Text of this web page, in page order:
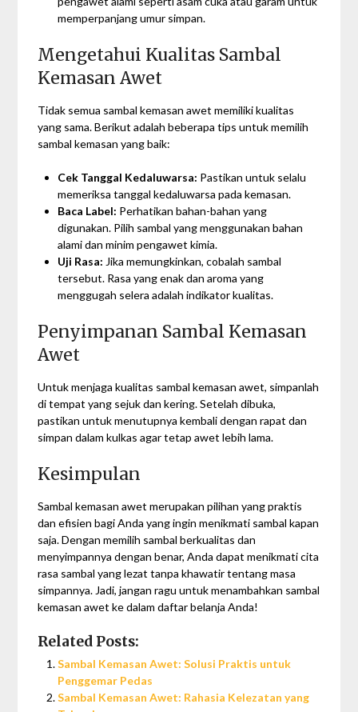
memperpanjang umur simpan.
Mengetahui Kualitas Sambal
Kemasan Awet
Tidak semua sambal kemasan awet memiliki kualitas
yang sama. Berikut adalah beberapa tips untuk memilih
sambal kemasan yang baik:
Cek Tanggal Kedaluwarsa: Pastikan untuk selalu
memeriksa tanggal kedaluwarsa pada kemasan.
Baca Label: Perhatikan bahan-bahan yang
digunakan. Pilih sambal yang menggunakan bahan
alami dan minim pengawet kimia.
Uji Rasa: Jika memungkinkan, cobalah sambal
tersebut. Rasa yang enak dan aroma yang
menggugah selera adalah indikator kualitas.
Penyimpanan Sambal Kemasan
Awet
Untuk menjaga kualitas sambal kemasan awet, simpanlah
di tempat yang sejuk dan kering. Setelah dibuka,
pastikan untuk menutupnya kembali dengan rapat dan
simpan dalam kulkas agar tetap awet lebih lama.
Kesimpulan
Sambal kemasan awet merupakan pilihan yang praktis
dan efisien bagi Anda yang ingin menikmati sambal kapan
saja. Dengan memilih sambal berkualitas dan
menyimpannya dengan benar, Anda dapat menikmati cita
rasa sambal yang lezat tanpa khawatir tentang masa
simpannya. Jadi, jangan ragu untuk menambahkan sambal
kemasan awet ke dalam daftar belanja Anda!
Related Posts:
Sambal Kemasan Awet: Solusi Praktis untuk
Penggemar Pedas
Sambal Kemasan Awet: Rahasia Kelezatan yang